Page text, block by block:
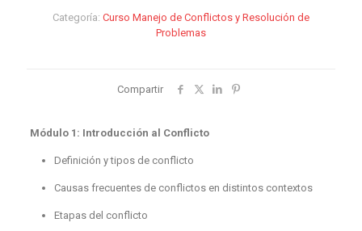
Resolución
Categoría: Curso Manejo de Conflictos y Resolución de
Problemas
Compartir
Módulo 1: Introducción al Conflicto
Definición y tipos de conflicto
Causas frecuentes de conflictos en distintos contextos
Etapas del conflicto